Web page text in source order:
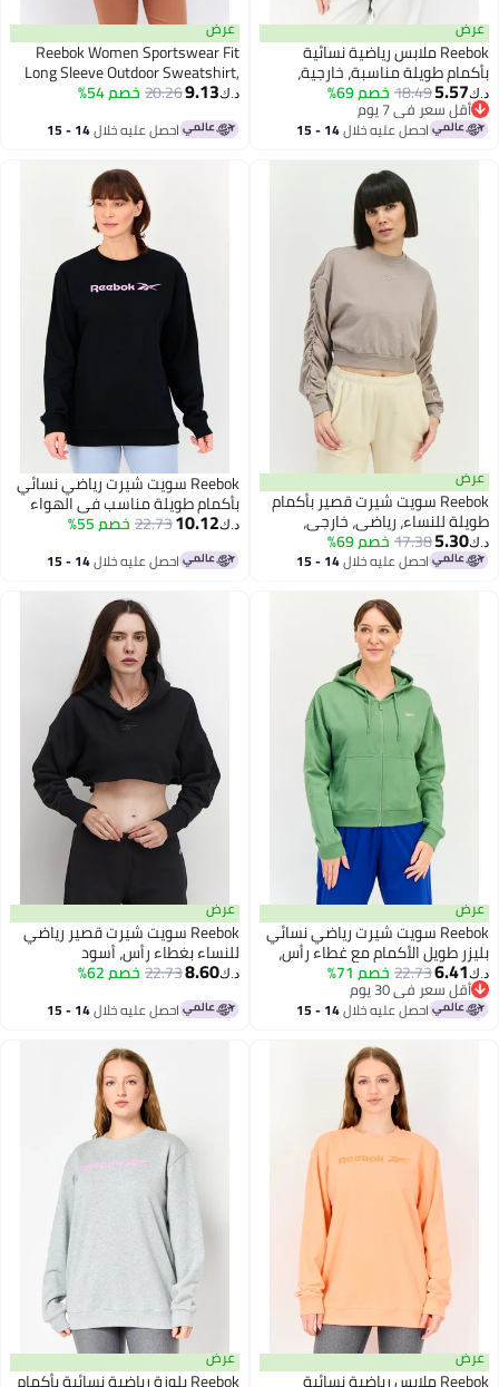
عرض
Reebok ملابس رياضية نسائية
بأكمام طويلة مناسبة، خارجية،
سويت شيرت، أزرق فاتح
د.ك‏5.57
18.49خصم 69%
أقل سعر في 7 يوم
أقل سعر في 7 يوماحصل عليه خلال 14 - 15
عرض
Reebok Women Sportswear Fit
Long Sleeve Outdoor Sweatshirt,
Pink
د.ك‏9.13
20.26خصم 54%
احصل عليه خلال 14 - 15
عرض
Reebok سويت شيرت قصير بأكمام
طويلة للنساء، رياضي، خارجي،
رمادي
د.ك‏5.30
17.38خصم 69%
احصل عليه خلال 14 - 15
Reebok سويت شيرت رياضي نسائي
بأكمام طويلة مناسب في الهواء
الطلق، أسود
د.ك‏10.12
22.73خصم 55%
احصل عليه خلال 14 - 15
عرض
Reebok سويت شيرت رياضي نسائي
بليزر طويل الأكمام مع غطاء رأس،
أخضر
د.ك‏6.41
22.73خصم 71%
أقل سعر في 30 يوم
أقل سعر في 30 يوماحصل عليه خلال 14 - 15
عرض
Reebok سويت شيرت قصير رياضي
للنساء بغطاء رأس، أسود
د.ك‏8.60
22.73خصم 62%
احصل عليه خلال 14 - 15
عرض عرض